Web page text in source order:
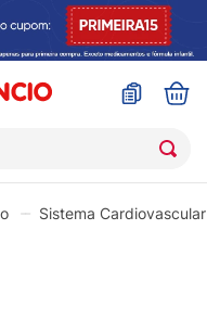
Sistema Cardiovascular